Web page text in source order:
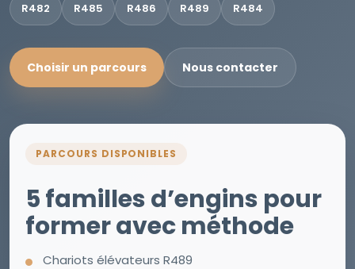
R482 R485 R486 R489 R484
Choisir un parcours Nous contacter
PARCOURS DISPONIBLES
5 familles d’engins pour
former avec méthode
Chariots élévateurs R489